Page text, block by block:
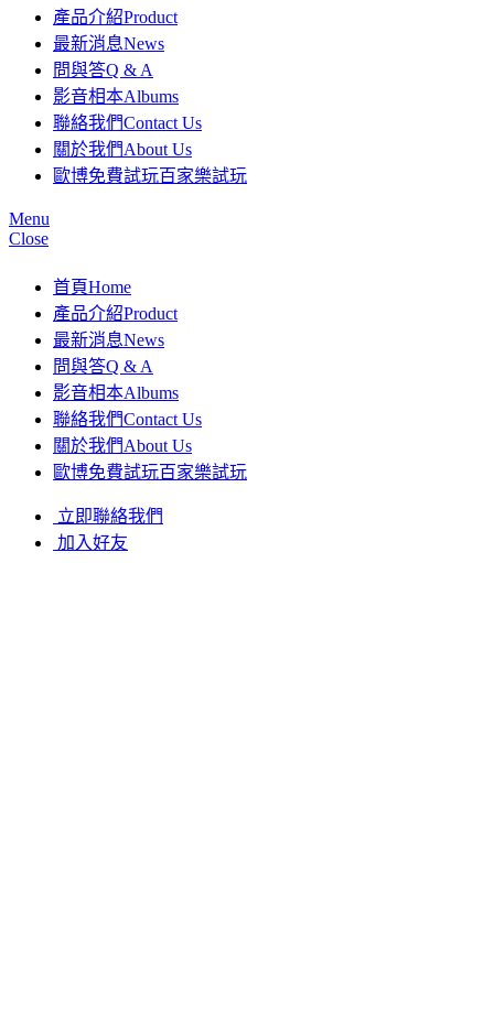
產品介紹Product
最新消息News
問與答Q & A
影音相本Albums
聯絡我們Contact Us
關於我們About Us
歐博免費試玩百家樂試玩
Menu
Close
首頁Home
產品介紹Product
最新消息News
問與答Q & A
影音相本Albums
聯絡我們Contact Us
關於我們About Us
歐博免費試玩百家樂試玩
立即聯絡我們
加入好友